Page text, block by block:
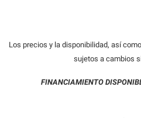
Los precios y la disponibilidad, así
sujetos a cambios
FINANCIAMIENTO